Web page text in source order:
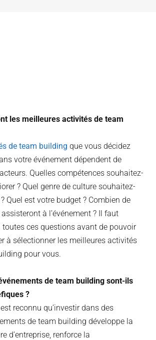
les meilleures activités de team
de team building que vous décidez
votre événement dépendent de
Quelles compétences souhaitez-
? Quel genre de culture souhaitez-
Quel est votre budget ? Combien de
à l’événement ? Il faut
toutes ces questions avant de pouvoir
à sélectionner les meilleures activités
pour vous.
de team building sont-ils
?
reconnu qu’investir dans des
de team building développe la
d’entreprise, renforce la